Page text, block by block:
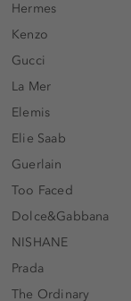
Hermes
Kenzo
Gucci
La Mer
Elemis
Elie Saab
Guerlain
Too Faced
Dolce&Gabbana
NISHANE
Prada
The Ordinary